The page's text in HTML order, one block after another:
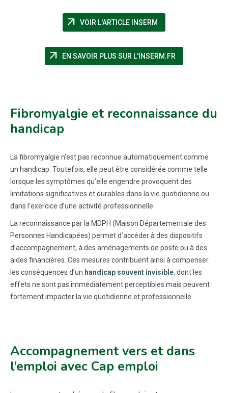
arrow_outward VOIR L'ARTICLE INSERM
arrow_outward EN SAVOIR PLUS SUR L'INSERM.FR
Fibromyalgie et reconnaissance du
handicap
La fibromyalgie n’est pas reconnue automatiquement comme
un handicap. Toutefois, elle peut être considérée comme telle
lorsque les symptômes qu’elle engendre provoquent des
limitations significatives et durables dans la vie quotidienne ou
dans l’exercice d’une activité professionnelle.
La reconnaissance par la MDPH (Maison Départementale des
Personnes Handicapées) permet d’accéder à des dispositifs
d’accompagnement, à des aménagements de poste ou à des
aides financières. Ces mesures contribuent ainsi à compenser
les conséquences d’un handicap souvent invisible, dont les
effets ne sont pas immédiatement perceptibles mais peuvent
fortement impacter la vie quotidienne et professionnelle.
Accompagnement vers et dans
l’emploi avec Cap emploi